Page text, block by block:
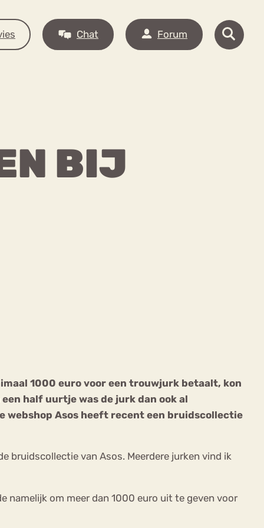
Chat Forum
BIJ
1000 euro voor een trouwjurk betaalt, kon
half uurtje was de jurk dan ook al
webshop Asos heeft recent een bruidscollectie
bruidscollectie van Asos. Meerdere jurken vind ik
namelijk om meer dan 1000 euro uit te geven voor